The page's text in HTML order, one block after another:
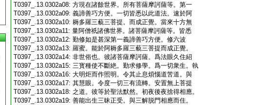
T0397_.13.0302a08: 方現在諸餘世界。所有菩薩摩訶薩等。第一
T0397_.13.0302a09: 義諦善巧方便。一切皆悉以此道法。速於阿
T0397_.13.0302a10: 耨多羅三藐三菩提。而成正覺。當來十方無
T0397_.13.0302a11: 量阿僧祇諸佛世界。諸菩薩摩訶薩等。皆悉
T0397_.13.0302a12: 勤修如是甚深第一義諦善巧方便。修六波
T0397_.13.0302a13: 羅蜜。能於阿耨多羅三藐三菩提而成正覺。
T0397_.13.0302a14: 非世俗也。彼諸菩薩摩訶薩。爲法眼久住紹
T0397_.13.0302a15: 三寳種使不斷絶。勤求修學。爲一切衆生。執
T0397_.13.0302a16: 大明炬而作照明。令其止息煩惱道苦道。與
T0397_.13.0302a17: 其慧眼。令度一切三有流轉。安置無上菩提
T0397_.13.0302a18: 之道。彼等於聖法默然。初夜後夜捨得相應。
T0397_.13.0302a19: 善能出生三昧正受。與三解脱門相應而住。